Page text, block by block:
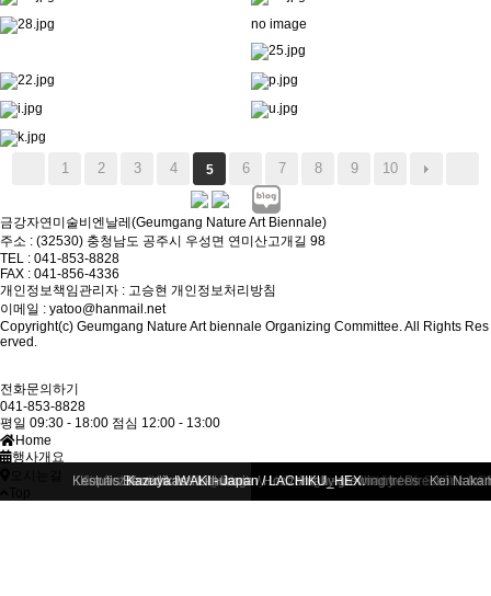
Malbos Denis Robert Jean - France / TREEZOME Luis ramon
Lorna Green - UK / Life Fire
Lilia Pobornikova - Bulgaria / Lilia Pobornikova - Bulgaria
no image
Le Chanoine du
Laetitia de
Kopacz Kund Laszlo - Hungary / human bends the trees
Klega - Germany / Directions for
Kestutis Benedikas - Lithuania / Horizontally growing trees Kei
Kazuya IWAKI - Japan / LACHIKU_HEX.
1 2 3 4 5 6 7 8 9 10
금강자연미술비엔날레(Geumgang Nature Art Biennale)
주소 : (32530) 충청남도 공주시 우성면 연미산고개길 98
TEL : 041-853-8828
FAX : 041-856-4336
개인정보책임관리자 : 고승현 개인정보처리방침
이메일 : yatoo@hanmail.net
Copyright(c) Geumgang Nature Art biennale Organizing Committee. All Rights Res
erved.
전화문의하기
041-853-8828
평일 09:30 - 18:00 점심 12:00 - 13:00
Home
행사개요